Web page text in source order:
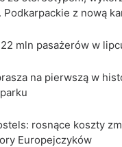
z nową
mln pasażerów w
na pierwszą w
rosnące koszty
Europejczyków